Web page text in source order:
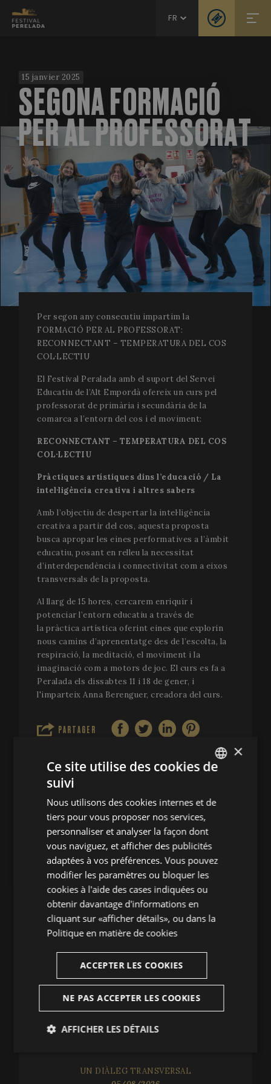
FR
15 janvier 2025
SEGONA FORMACIÓ
PER AL PROFESSORAT
Per segon any consecutiu impartim la
FORMACIÓ PER AL PROFESSORAT:
RECONNECTANT – TEMPERATURA DEL COS
COL·LECTIU
El Festival Peralada amb el suport del Servei
Educatiu de l’Alt Empordà ofereix un curs pel
professorat de primària i secundària de la
comarca a l’entorn del cos i el moviment:
RECONNECTANT – TEMPERATURA DEL COS
COL·LECTIU
Pràctiques artístiques dins l’educació / La
intel·ligència creativa i altres sabers
Amb l’objectiu de despertar la intel·ligència
creativa a partir del cos, aquesta proposta
busca apropar les eines performatives a l’àmbit
educatiu, posant en relleu la necessitat
d’interdependència i connectivitat com a eixos
transversals de la proposta.
Al llarg de 15 hores, cercarem enriquir i
potenciar l’entorn educatiu a través de
la pràctica artística oferint eines que explorin
nous camins d’aprenentatge des de l’escolta, la
respiració, la meditació, el moviment i la
imaginació com a motors de joc. El curs es fa a
Peralada els dissabtes 11 i 18 de gener, i
l'imparteix Anna Berenguer, creadora del curs.
PARTAGER
Festival de Peralada
(+34) 972 53 81 25
infofestival@festivalperalada.com
+34 972 53 82 92
taquilla@grupperalada.com
NOUVEAUTES
UN SEGLE MAGISTRAL
UN DIÀLEG TRANSVERSAL
SPANISH
FRENCH
CATALAN
×
Ce site utilise des cookies de
suivi
Nous utilisons des cookies internes et de
tiers pour vous proposer nos services,
personnaliser et analyser la façon dont
vous naviguez, et afficher des publicités
adaptées à vos préférences. Vous pouvez
modifier les paramètres ou bloquer les
cookies à l'aide des cases indiquées ou
obtenir davantage d'informations en
cliquant sur «afficher détails», ou dans la
Politique en matière de cookies
ACCEPTER LES COOKIES
NE PAS ACCEPTER LES COOKIES
AFFICHER LES DÉTAILS
nécessaires